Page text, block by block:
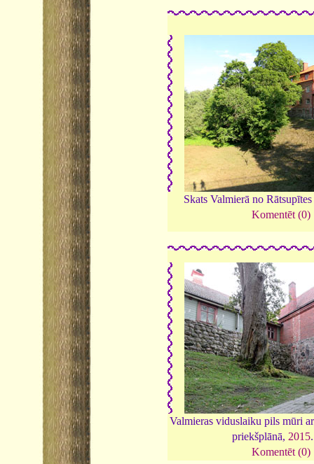
Skats Valmierā no
Komentēt (0)
Valmieras viduslaiku pils mūri
priekšplānā, 2015
Komentēt (0)